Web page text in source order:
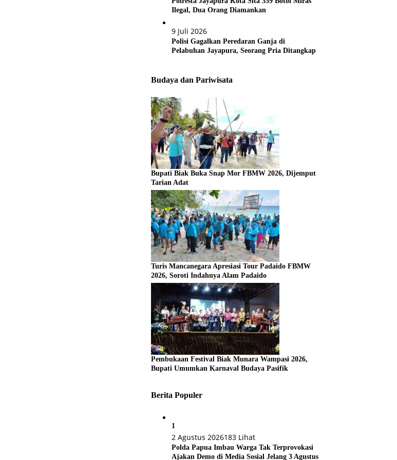
Ilegal, Dua Orang Diamankan
9 Juli 2026
Polisi Gagalkan Peredaran Ganja di
Pelabuhan Jayapura, Seorang Pria Ditangkap
Budaya dan Pariwisata
Bupati Biak Buka Snap Mor FBMW 2026, Dijemput
Tarian Adat
Turis Mancanegara Apresiasi Tour Padaido FBMW
2026, Soroti Indahnya Alam Padaido
Pembukaan Festival Biak Munara Wampasi 2026,
Bupati Umumkan Karnaval Budaya Pasifik
Berita Populer
1
2 Agustus 2026183 Lihat
Polda Papua Imbau Warga Tak Terprovokasi
Ajakan Demo di Media Sosial Jelang 3 Agustus